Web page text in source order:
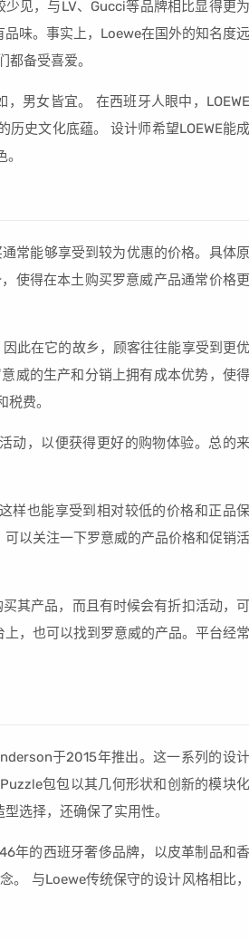
见，与LV、Gucci等品牌相比显得更为
味。事实上，Loewe在国外的知名度远
备受喜爱。
男女皆宜。 在西班牙人眼中，LOEWE
史文化底蕴。 设计师希望LOEWE能成
常能够享受到较为优惠的价格。具体原
使得在本土购买罗意威产品通常价格更
此在它的故乡，顾客往往能享受到更优
威的生产和分销上拥有成本优势，使得
费。
动，以便获得更好的购物体验。总的来
样也能享受到相对较低的价格和正品保
以关注一下罗意威的产品价格和促销活
其产品，而且有时候会有折扣活动，可
，也可以找到罗意威的产品。平台经常
于2015年推出。这一系列的设计
包包以其几何形状和创新的模块化
选择，还确保了实用性。
年的西班牙奢侈品牌，以皮革制品和香
与Loewe传统保守的设计风格相比，